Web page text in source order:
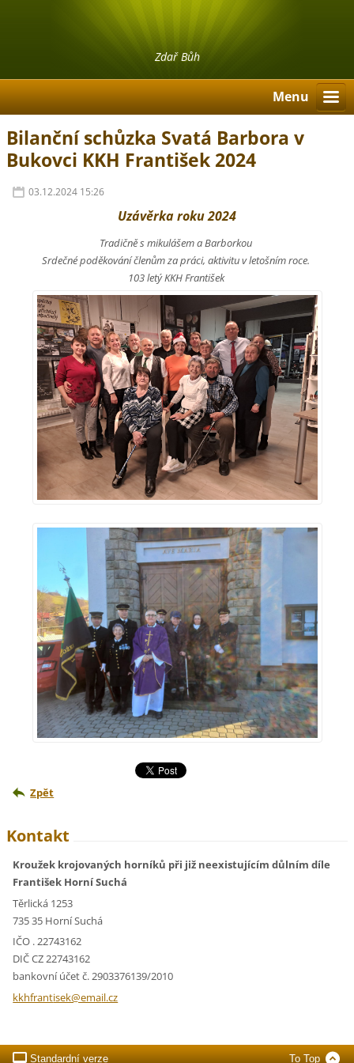
Zdař Bůh
Menu
Bilanční schůzka Svatá Barbora v
Bukovci KKH František 2024
03.12.2024 15:26
Uzávěrka roku 2024
Tradičně s mikulášem a Barborkou
Srdečné poděkování členům za práci, aktivitu v letošním roce.
103 letý KKH František
Zpět
Kontakt
Kroužek krojovaných horníků při již neexistujícím důlním díle
František Horní Suchá
Těrlická 1253
735 35 Horní Suchá
IČO . 22743162
DIČ CZ 22743162
bankovní účet č. 2903376139/2010
kkhfrantisek@email.cz
Standardní verze To Top